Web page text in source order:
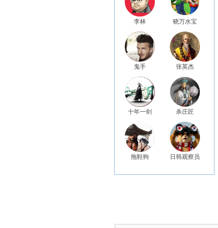
李林 晓万水宝
鬼手 张英杰
十年一剑 杀庄匠
拖鞋狗 日韩观察员